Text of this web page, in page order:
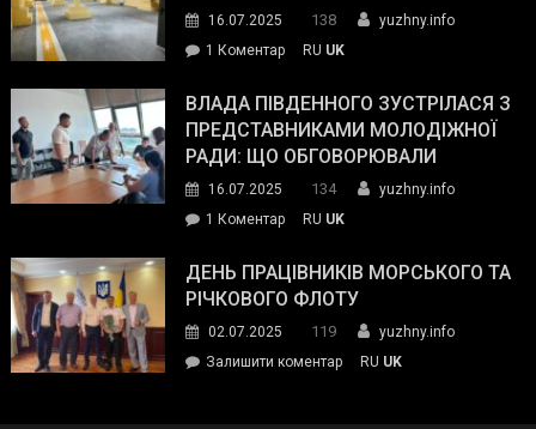
спільний
окупанти.
Маємо
діяти
команда
пожежу
у
16.07.2025 138
yuzhny.info
1 Коментардо
Південного
провів
інспекцію
укриття
RU UK
ВЛАДА ПІВДЕННОГО ЗУСТРІЛАСЯ З
ПРЕДСТАВНИКАМИ МОЛОДІЖНОЇ
РАДИ: ЩО ОБГОВОРЮВАЛИ
16.07.2025 134
yuzhny.info
1 Коментардо
Південного
зустрілася
представниками
молодіжної
RU UK
ДЕНЬ ПРАЦІВНИКІВ МОРСЬКОГО ТА
РІЧКОВОГО ФЛОТУ
02.07.2025 119
yuzhny.info
Залишити коментарon
RU UK